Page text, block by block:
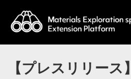
【プレスリリー